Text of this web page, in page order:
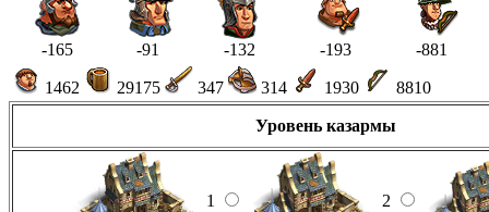
-165 -91 -132 -193 -881
1462 29175 347 314 1930 8810
Уровень казармы
1 2